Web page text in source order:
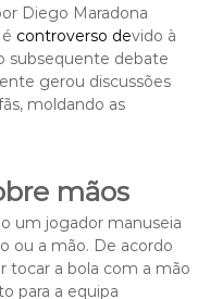
Diego Maradona
controverso devido à
subsequente debate
gerou discussões
moldando as
mãos
um jogador manuseia
ou a mão. De acordo
tocar a bola com a mão
para a equipa